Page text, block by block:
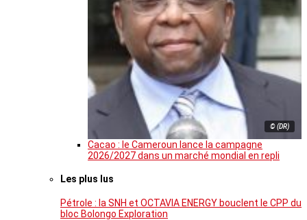
© (DR)
Cacao : le Cameroun lance la campagne
2026/2027 dans un marché mondial en repli
Les plus lus
Pétrole : la SNH et OCTAVIA ENERGY bouclent le CPP du
bloc Bolongo Exploration